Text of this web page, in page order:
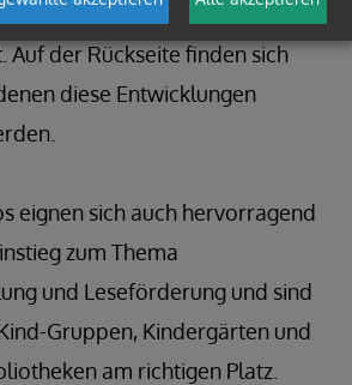
von Helga Bansch
Auf der Rückseite finden sich
diese Entwicklungen
eignen sich auch hervorragend
zum Thema
und Leseförderung und sind
Gruppen, Kindergärten und
am richtigen Platz.